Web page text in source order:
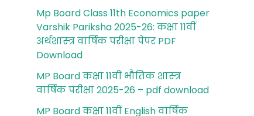
Mp Board Class 11th Economics paper
Varshik Pariksha 2025-26: कक्षा 11वीं
अर्थशास्‍त्र वार्षिक परीक्षा पेपर PDF
Download
MP Board कक्षा 11वीं भौतिक शास्‍त्र
वार्षिक परीक्षा 2025-26 – pdf download
MP Board कक्षा 11वीं English वार्षिक